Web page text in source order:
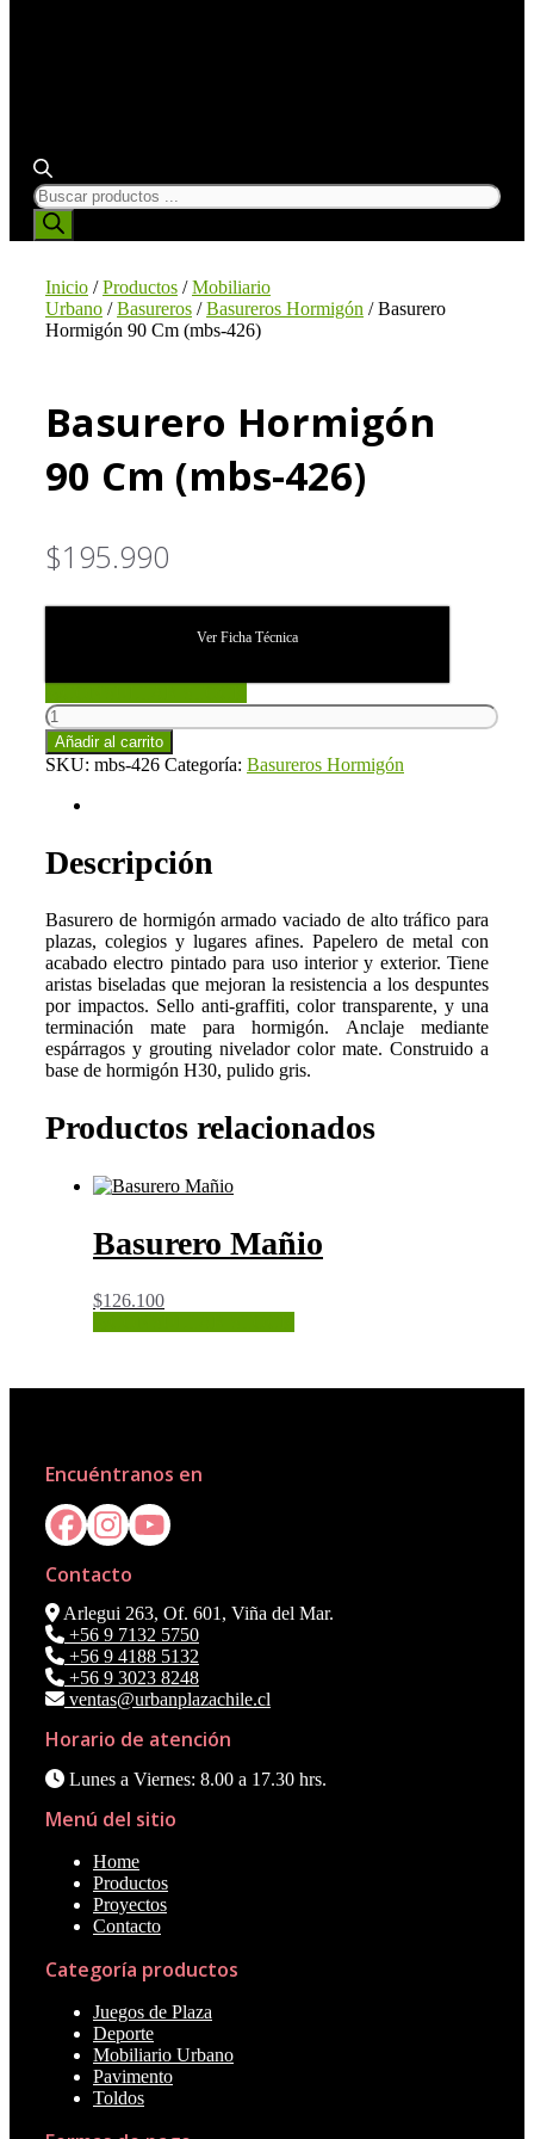
BÚSQUEDA
DE
PRODUCTOS
Inicio /Productos /Mobiliario
Urbano /Basureros /Basureros Hormigón / Basurero
Hormigón 90 Cm (mbs-426)
Basurero Hormigón
90 Cm (mbs-426)
$195.990
Ver Ficha Técnica
Basurero
Hormigón
90
Cm
(mbs-
Añadir al carrito
SKU: mbs-426 Categoría: Basureros Hormigón
Descripción
Basurero de hormigón armado vaciado de alto tráfico para
plazas, colegios y lugares afines. Papelero de metal con
acabado electro pintado para uso interior y exterior. Tiene
aristas biseladas que mejoran la resistencia a los despuntes
por impactos. Sello anti-graffiti, color transparente, y una
terminación mate para hormigón. Anclaje mediante
espárragos y grouting nivelador color mate. Construido a
base de hormigón H30, pulido gris.
Productos relacionados
Basurero Mañio
$126.100
Encuéntranos en
Contacto
Arlegui 263, Of. 601, Viña del Mar.
+56 9 7132 5750
+56 9 4188 5132
+56 9 3023 8248
ventas@urbanplazachile.cl
Horario de atención
Lunes a Viernes: 8.00 a 17.30 hrs.
Menú del sitio
Home
Productos
Proyectos
Contacto
Categoría productos
Juegos de Plaza
Deporte
Mobiliario Urbano
Pavimento
Toldos